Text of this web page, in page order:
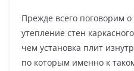
Прежде всего поговорим
утепление стен
чем установка плит
по которым именно к